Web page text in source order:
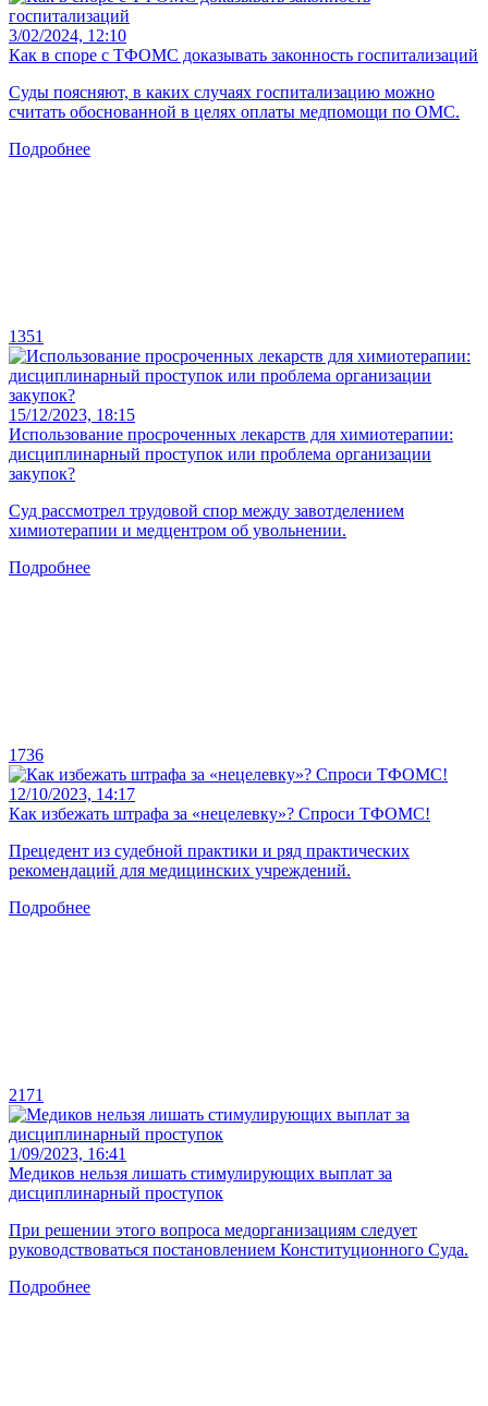
3/02/2024, 12:10
Как в споре с ТФОМС доказывать законность госпитализаций
Суды поясняют, в каких случаях госпитализацию можно
считать обоснованной в целях оплаты медпомощи по ОМС.
Подробнее
1351
15/12/2023, 18:15
Использование просроченных лекарств для химиотерапии:
дисциплинарный проступок или проблема организации
закупок?
Суд рассмотрел трудовой спор между завотделением
химиотерапии и медцентром об увольнении.
Подробнее
1736
12/10/2023, 14:17
Как избежать штрафа за «нецелевку»? Спроси ТФОМС!
Прецедент из судебной практики и ряд практических
рекомендаций для медицинских учреждений.
Подробнее
2171
1/09/2023, 16:41
Медиков нельзя лишать стимулирующих выплат за
дисциплинарный проступок
При решении этого вопроса медорганизациям следует
руководствоваться постановлением Конституционного Суда.
Подробнее